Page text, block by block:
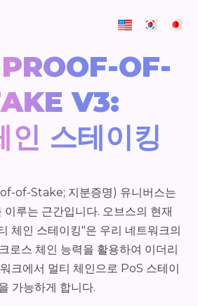
OF-
V3:
인 스테이킹
of-Stake; 지분증명) 유니버스는
이루는 근간입니다. 오브스의 현재
체인 스테이킹"은 우리 네트워크의
로스 체인 능력을 활용하여 이더리
크에서 멀티 체인으로 PoS 스테이
가능하게 합니다.